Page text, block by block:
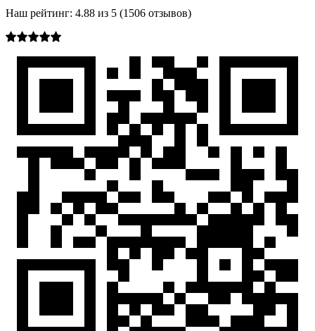
Наш рейтинг: 4.88 из 5 (1506 отзывов)